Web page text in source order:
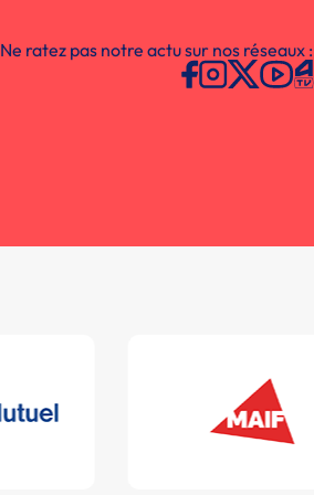
Ne ratez pas notre actu sur nos réseaux :